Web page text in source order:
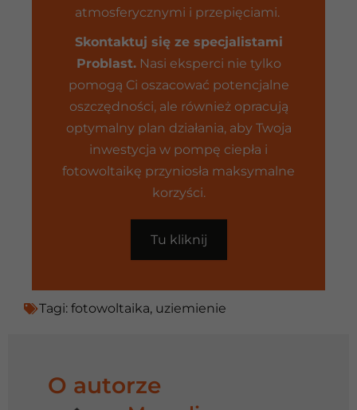
atmosferycznymi i przepięciami.
Skontaktuj się ze specjalistami
Problast.Nasi eksperci nie tylko
pomogą Ci oszacować potencjalne
oszczędności, ale również opracują
optymalny plan działania, aby Twoja
inwestycja w pompę ciepła i
fotowoltaikę przyniosła maksymalne
korzyści.
Tu kliknij
Tagi: fotowoltaika, uziemienie
O autorze